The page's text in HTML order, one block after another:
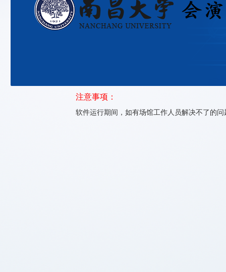
注意事项：
软件运行期间，如有场馆工作人员解决不了的